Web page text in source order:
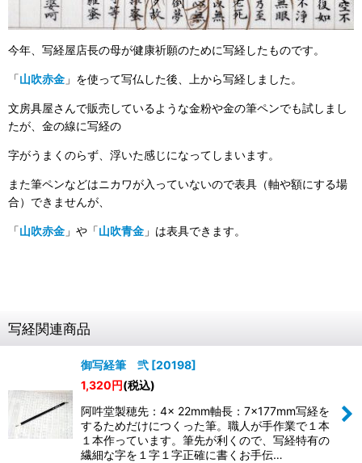
今年、写経屋店長の母が健康祈願のために写経したものです。
「山吹赤金 」を使って写仏した後、上から写経しました。
文房具屋さんで販売しているような金粉や金の筆ペンでも試しまし
たが、金の線に写経の
字がうまくのらず、浮いた感じになってしまいます。
また筆ペンなどはニカワが入っていないので表具（軸や額にする場
合）できませんが、
「山吹赤金 」や「山吹青金 」は表具できます。
写経関連商品
御写経筆 弐 [20198]
1,320円(税込)
阿吽堂製穂先：4× 22mm軸長：7×177mm写経を
するためだけにつくった筆。職人が手作業で１本
１本作っています。筆先が利くので、写経特有の
繊細な字を１字１字正確に書くお手伝…